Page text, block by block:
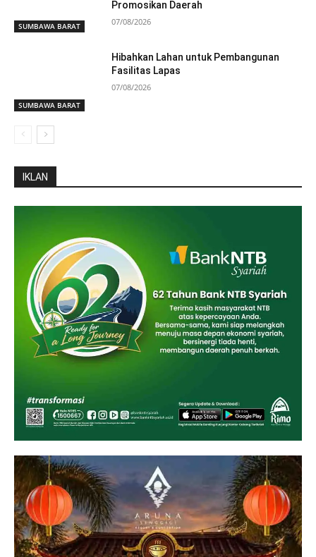
SUMBAWA BARAT
Promosikan Daerah
07/08/2026
SUMBAWA BARAT
Hibahkan Lahan untuk Pembangunan
Fasilitas Lapas
07/08/2026
IKLAN